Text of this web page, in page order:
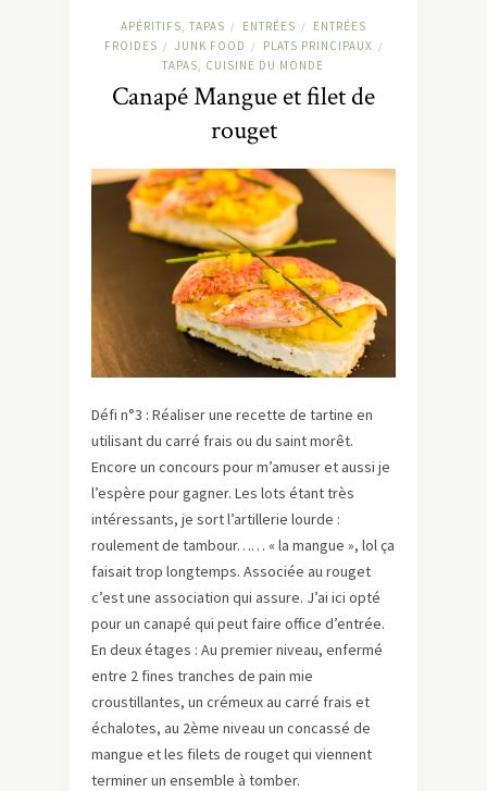
APÉRITIFS, TAPAS / ENTRÉES /
ENTRÉES
FROIDES / JUNK FOOD / PLATS PRINCIPAUX /
TAPAS, CUISINE DU MONDE
Canapé Mangue et filet de
rouget
Défi n°3 : Réaliser une recette de tartine en
utilisant du carré frais ou du saint morêt.
Encore un concours pour m’amuser et aussi je
l’espère pour gagner. Les lots étant très
intéressants, je sort l’artillerie lourde :
roulement de tambour…… « la mangue », lol ça
faisait trop longtemps. Associée au rouget
c’est une association qui assure. J’ai ici opté
pour un canapé qui peut faire office d’entrée.
En deux étages : Au premier niveau, enfermé
entre 2 fines tranches de pain mie
croustillantes, un crémeux au carré frais et
échalotes, au 2ème niveau un concassé de
mangue et les filets de rouget qui viennent
terminer un ensemble à tomber.